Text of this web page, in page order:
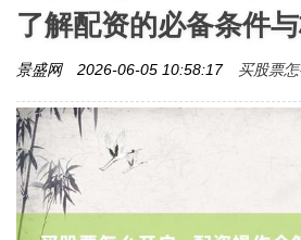
了解配资的必备条件
景盛网 2026-06-05 10:58:17 买股票